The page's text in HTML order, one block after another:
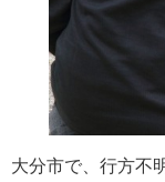
大分市で、行方不